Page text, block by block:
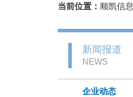
当前位置： 顺凯信息
新闻报道
NEWS
企业动态